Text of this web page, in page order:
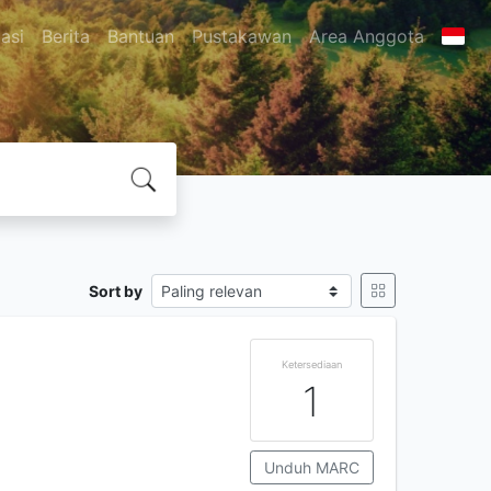
Berita Bantuan Pustakawan Area Anggota
Sort by
Ketersediaan
1
Unduh MARC